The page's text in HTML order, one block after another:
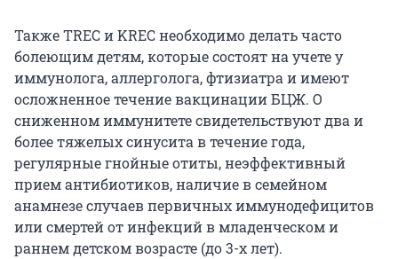
Также TREC и KREC необходимо делать часто
болеющим детям, которые состоят на учете у
иммунолога, аллерголога, фтизиатра и имеют
осложненное течение вакцинации БЦЖ. О
сниженном иммунитете свидетельствуют два и
более тяжелых синусита в течение года,
регулярные гнойные отиты, неэффективный
прием антибиотиков, наличие в семейном
анамнезе случаев первичных иммунодефицитов
или смертей от инфекций в младенческом и
раннем детском возрасте (до 3-х лет).